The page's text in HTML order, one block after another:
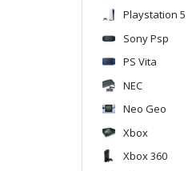
Playstation 5
Sony Psp
PS Vita
NEC
Neo Geo
Xbox
Xbox 360